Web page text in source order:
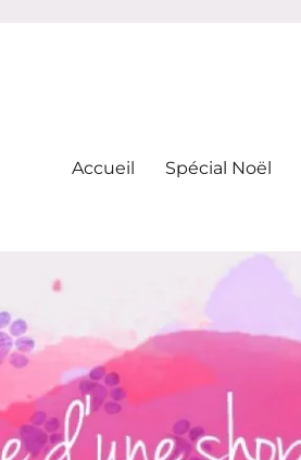
Accueil Spécial Noël